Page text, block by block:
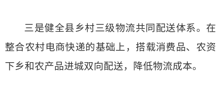
三是健全县乡村三级物流共同配送体系。在
整合农村电商快递的基础上，搭载消费品、农资
下乡和农产品进城双向配送，降低物流成本。